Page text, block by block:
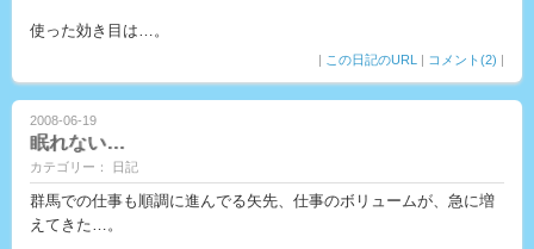
使った効き目は…。
| この日記のURL | コメント(2) |
2008-06-19
眠れない…
カテゴリー： 日記
群馬での仕事も順調に進んでる矢先、仕事のボリュームが、急に増
えてきた…。